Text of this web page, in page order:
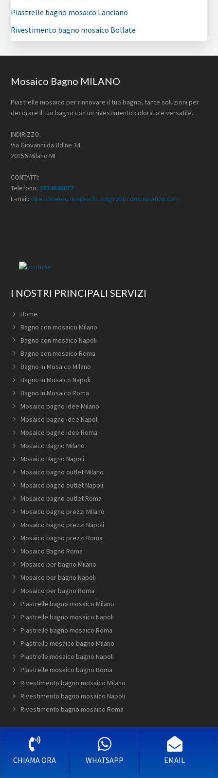
Piastrelle bagno mosaico Lanciano
Rivestimento bagno mosaico Bollate
Footer
Mosaico Bagno MILANO
Piastrelle mosaico per rinnovare il tuo bagno, tante soluzioni per
decorare il tuo bagno con un rivestimento colorato e versatile.
INDIRIZZO:
Via Giovanni da Udine 34
20156 Milano MI
CONTATTI:
Telefono:3334940072
E-mail: direzionetecnica@solutiongroupcomunication.com
I NOSTRI PRINCIPALI SERVIZI
Home
Bagno con mosaico Milano
Bagno con mosaico Napoli
Bagno con mosaico Roma
Bagno in Mosaico Milano
Bagno in Mosaico Napoli
Bagno in Mosaico Roma
Mosaico bagno idee Milano
Mosaico bagno idee Napoli
Mosaico bagno idee Roma
Mosaico Bagno Milano
Mosaico Bagno Napoli
Mosaico bagno outlet Milano
Mosaico bagno outlet Napoli
Mosaico bagno outlet Roma
Mosaico bagno prezzi Milano
Mosaico bagno prezzi Napoli
Mosaico bagno prezzi Roma
Mosaico Bagno Roma
Mosaico per bagno Milano
Mosaico per bagno Napoli
Mosaico per bagno Roma
Piastrelle bagno mosaico Milano
Piastrelle bagno mosaico Napoli
Piastrelle bagno mosaico Roma
Piastrelle mosaico bagno Milano
Piastrelle mosaico bagno Napoli
Piastrelle mosaico bagno Roma
Rivestimento bagno mosaico Milano
Rivestimento bagno mosaico Napoli
Rivestimento bagno mosaico Roma
TOP TEN SERVICE
Bagno con mosaico Abbiategrasso
CHIAMA ORA WHATSAPP EMAIL